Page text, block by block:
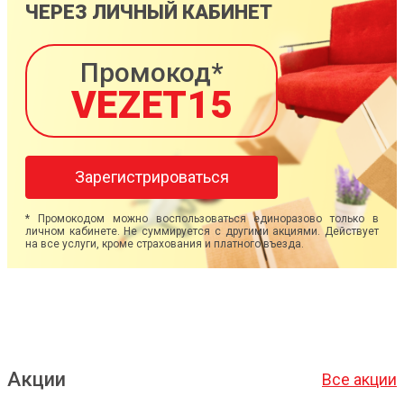
ЧЕРЕЗ ЛИЧНЫЙ КАБИНЕТ
Промокод*
VEZET15
Зарегистрироваться
* Промокодом можно воспользоваться единоразово только в
личном кабинете. Не суммируется с другими акциями. Действует
на все услуги, кроме страхования и платного въезда.
Акции Все акции